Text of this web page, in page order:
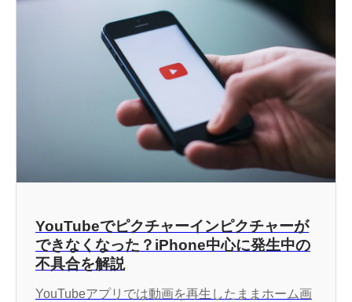
YouTubeでピクチャーインピクチャーが
できなくなった？iPhone中心に発生中の
不具合を解説
YouTubeアプリでは動画を再生したままホーム画